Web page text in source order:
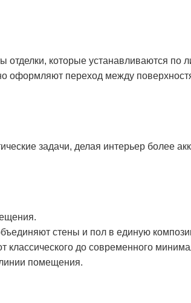
которые устанавливаются по
оформляют переход между
задачи, делая интерьер более
стены и пол в единую
до современного
помещения.